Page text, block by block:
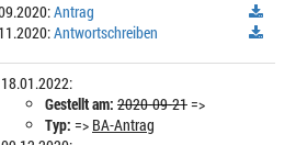
Antrag
Antwortschreiben
18.01.2022:
Gestellt am: 2020-09-21=>
Typ: => BA-Antrag